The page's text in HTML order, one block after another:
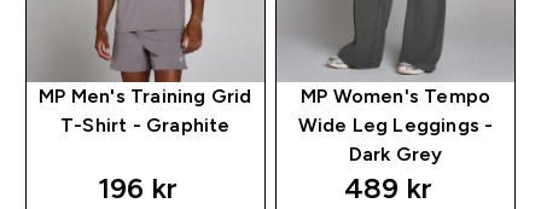
MP Men's Training Grid
T-Shirt - Graphite
196 kr‎
MP Women's Tempo
Wide Leg Leggings -
Dark Grey
489 kr‎